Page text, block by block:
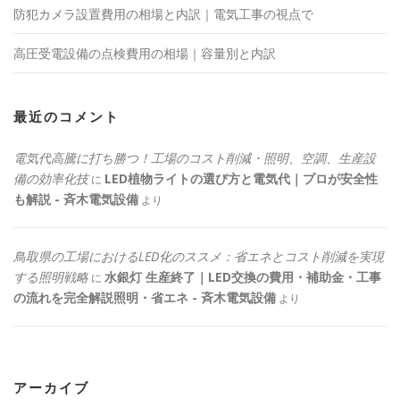
防犯カメラ設置費用の相場と内訳｜電気工事の視点で
高圧受電設備の点検費用の相場｜容量別と内訳
最近のコメント
電気代高騰に打ち勝つ！工場のコスト削減・照明、空調、生産設
備の効率化技に LED植物ライトの選び方と電気代｜プロが安全性
も解説 - 斉木電気設備 より
鳥取県の工場におけるLED化のススメ：省エネとコスト削減を実現
する照明戦略 に 水銀灯 生産終了｜LED交換の費用・補助金・工事
の流れを完全解説照明・省エネ - 斉木電気設備 より
アーカイブ